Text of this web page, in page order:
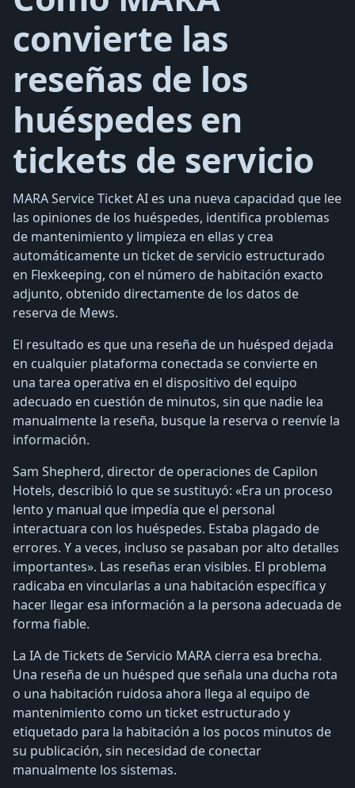
convierte las
reseñas de los
huéspedes en
tickets de servicio
MARA Service Ticket AI es una nueva capacidad que lee
las opiniones de los huéspedes, identifica problemas
de mantenimiento y limpieza en ellas y crea
automáticamente un ticket de servicio estructurado
en Flexkeeping, con el número de habitación exacto
adjunto, obtenido directamente de los datos de
reserva de Mews.
El resultado es que una reseña de un huésped dejada
en cualquier plataforma conectada se convierte en
una tarea operativa en el dispositivo del equipo
adecuado en cuestión de minutos, sin que nadie lea
manualmente la reseña, busque la reserva o reenvíe la
información.
Sam Shepherd, director de operaciones de Capilon
Hotels, describió lo que se sustituyó: «Era un proceso
lento y manual que impedía que el personal
interactuara con los huéspedes. Estaba plagado de
errores. Y a veces, incluso se pasaban por alto detalles
importantes». Las reseñas eran visibles. El problema
radicaba en vincularlas a una habitación específica y
hacer llegar esa información a la persona adecuada de
forma fiable.
La IA de Tickets de Servicio MARA cierra esa brecha.
Una reseña de un huésped que señala una ducha rota
o una habitación ruidosa ahora llega al equipo de
mantenimiento como un ticket estructurado y
etiquetado para la habitación a los pocos minutos de
su publicación, sin necesidad de conectar
manualmente los sistemas.